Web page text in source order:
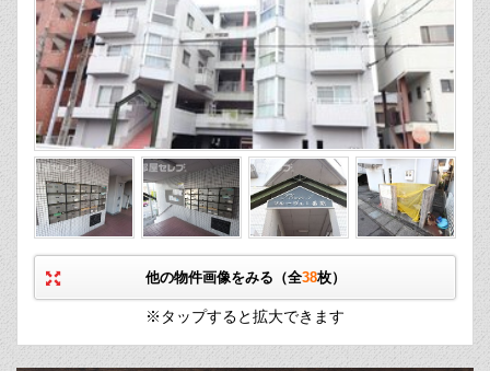
他の物件画像をみる（全38枚）
※タップすると拡大できます